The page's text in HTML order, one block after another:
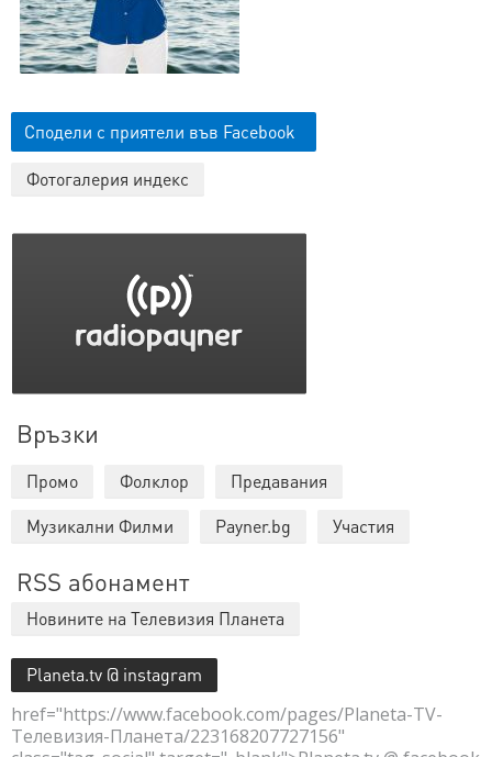
Сподели с приятели във Facebook
Фотогалерия индекс
Връзки
Промо Фолклор
Предавания
Музикални Филми
Payner.bg Участия
RSS абонамент
Новините на Телевизия Планета
Planeta.tv @ instagram
href="https://www.facebook.com/pages/Planeta-TV-
Телевизия-Планета/223168207727156"